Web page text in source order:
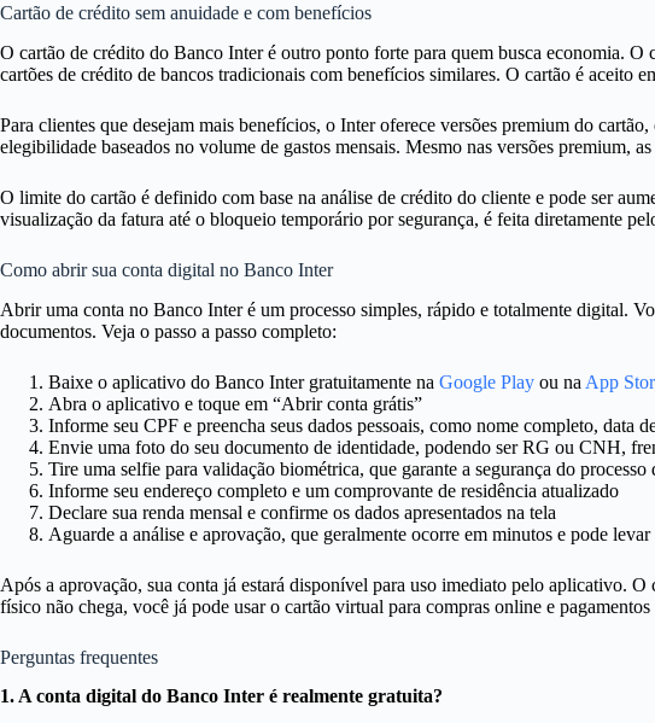
Cartão de crédito sem anuidade e com benefícios
O cartão de crédito do Banco Inter é outro ponto forte para quem busca economia.
cartões de crédito de bancos tradicionais com benefícios similares. O cartão é aceito
Para clientes que desejam mais benefícios, o Inter oferece versões premium do
elegibilidade baseados no volume de gastos mensais. Mesmo nas versões premium,
O limite do cartão é definido com base na análise de crédito do cliente e pode ser
visualização da fatura até o bloqueio temporário por segurança, é feita diretamente
Como abrir sua conta digital no Banco Inter
Abrir uma conta no Banco Inter é um processo simples, rápido e totalmente digital.
documentos. Veja o passo a passo completo:
Baixe o aplicativo do Banco Inter gratuitamente na Google Play ou na App
Abra o aplicativo e toque em “Abrir conta grátis”
Informe seu CPF e preencha seus dados pessoais, como nome completo, data
Envie uma foto do seu documento de identidade, podendo ser RG ou CNH,
Tire uma selfie para validação biométrica, que garante a segurança do processo
Informe seu endereço completo e um comprovante de residência atualizado
Declare sua renda mensal e confirme os dados apresentados na tela
Aguarde a análise e aprovação, que geralmente ocorre em minutos e pode
Após a aprovação, sua conta já estará disponível para uso imediato pelo aplicativo.
físico não chega, você já pode usar o cartão virtual para compras online e
Perguntas frequentes
1. A conta digital do Banco Inter é realmente gratuita?